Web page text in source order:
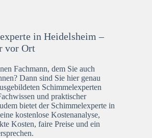
in Heidelsheim –
vor Ort
Fachmann, dem Sie auch
Dann sind Sie hier genau
Schimmelexperten
und praktischer
bietet der Schimmelexperte in
kostenlose Kostenanalyse,
Kosten, faire Preise und ein